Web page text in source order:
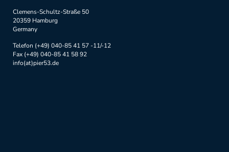
Clemens-Schultz-Straße 50
20359 Hamburg
Germany
Telefon (+49) 040-85 41 57 -11/-12
Fax (+49) 040-85 41 58 92
info(at)pier53.de